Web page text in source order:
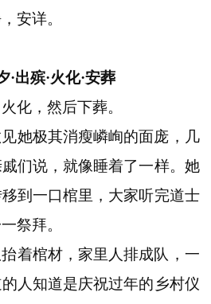
安详。
·出殡·火化·安葬
化，然后下葬。
她极其消瘦嶙峋的面庞，几
们说，就像睡着了一样。她
到一口棺里，大家听完道士
祭拜。
着棺材，家里人排成队，一
人知道是庆祝过年的乡村仪